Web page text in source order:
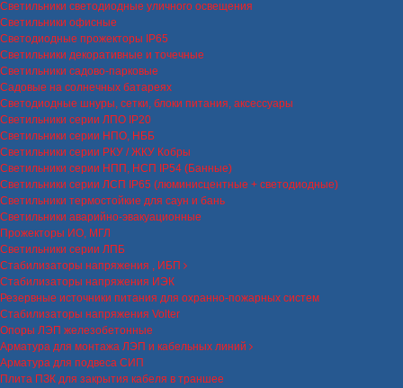
Светильники светодиодные уличного освещения
Светильники офисные
Светодиодные прожекторы IP65
Светильники декоративные и точечные
Светильники садово-парковые
Садовые на солнечных батареях
Светодиодные шнуры, сетки, блоки питания, аксессуары
Светильники серии ЛПО IP20
Светильники серии НПО, НББ
Светильники серии РКУ / ЖКУ Кобры
Светильники серии НПП, НСП IP54 (Банные)
Светильники серии ЛСП IP65 (люминисцентные + светодиодные)
Светильники термостойкие для саун и бань
Светильники аварийно-эвакуационные
Прожекторы ИО, МГЛ
Светильники серии ЛПБ
Стабилизаторы напряжения , ИБП
Стабилизаторы напряжения ИЭК
Резервные источники питания для охранно-пожарных систем
Стабилизаторы напряжения Volter
Опоры ЛЭП железобетонные
Арматура для монтажа ЛЭП и кабельных линий
Арматура для подвеса СИП
Плита ПЗК для закрытия кабеля в траншее